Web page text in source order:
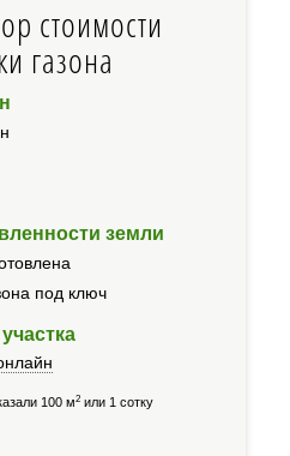
стоимости
газона
земли
под ключ
100 м2 или 1 сотку